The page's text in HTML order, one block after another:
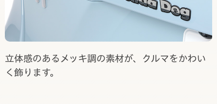
立体感のあるメッキ調の素材が、クルマをかわい
く飾ります。